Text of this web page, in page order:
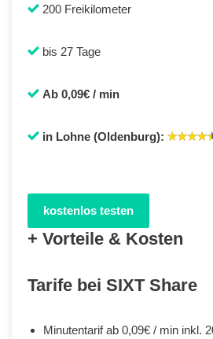
200 Freikilometer
bis 27 Tage
Ab 0,09€ / min
in Lohne (Oldenburg):
kostenlos testen
+ Vorteile & Kosten
Tarife bei SIXT Share
Minutentarif ab 0,09€ / min inkl.